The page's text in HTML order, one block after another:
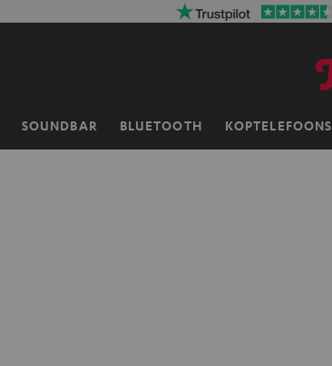
SOUNDBAR BLUETOOTH KOPTELEFOONS